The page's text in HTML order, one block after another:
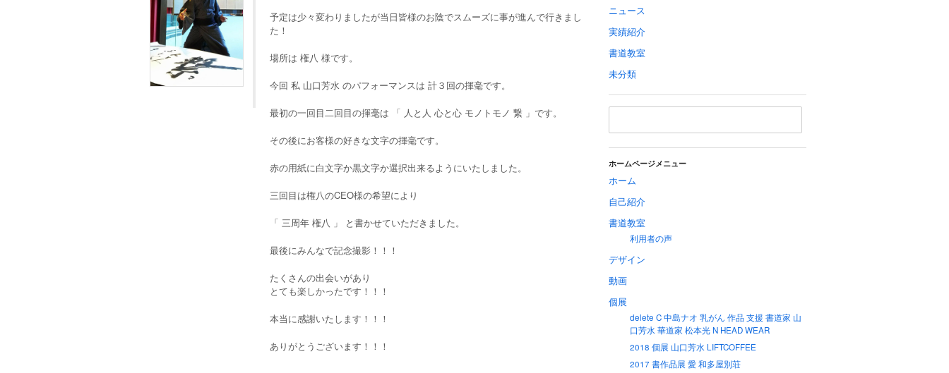
予定は少々変わりましたが当日皆様のお陰でスムーズに事が進んで行きまし
た！
場所は 権八 様です。
今回 私 山口芳水 のパフォーマンスは 計３回の揮毫です。
最初の一回目二回目の揮毫は 「 人と人 心と心 モノトモノ 繋 」です。
その後にお客様の好きな文字の揮毫です。
赤の用紙に白文字か黒文字か選択出来るようにいたしました。
三回目は権八のCEO様の希望により
「 三周年 権八 」 と書かせていただきました。
最後にみんなで記念撮影！！！
たくさんの出会いがあり
とても楽しかったです！！！
本当に感謝いたします！！！
ありがとうございます！！！
ニュース
実績紹介
書道教室
未分類
ホームページメニュー
ホーム
自己紹介
書道教室
利用者の声
デザイン
動画
個展
delete C 中島ナオ 乳がん 作品 支援 書道家 山
口芳水 華道家 松本光 N HEAD WEAR
2018 個展 山口芳水 LIFTCOFFEE
2017 書作品展 愛 和多屋別荘